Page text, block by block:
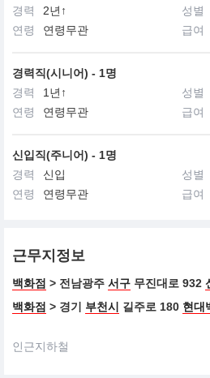
경력
2년↑ 성별
연령
연령무관 급여
경력직(시니어) - 1명
경력
1년↑ 성별
연령
연령무관 급여
신입직(주니어) - 1명
경력
신입 성별
연령
연령무관 급여
근무지정보
백화점 > 전남광주 서구 무진대로 932
백화점 > 경기 부천시 길주로 180 현대
인근지하철